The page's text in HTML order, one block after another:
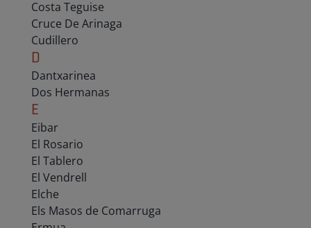
Costa Teguise
Cruce De Arinaga
Cudillero
D
Dantxarinea
Dos Hermanas
E
Eibar
El Rosario
El Tablero
El Vendrell
Elche
Els Masos de Comarruga